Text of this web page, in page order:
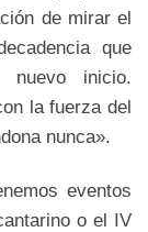
de mirar el
que
nuevo inicio.
la fuerza del
nunca».
eventos
o el IV